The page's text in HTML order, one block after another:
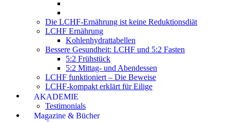
Die LCHF-Ernährung ist keine Reduktionsdiät
LCHF Ernährung
Kohlenhydrattabellen
Bessere Gesundheit: LCHF und 5:2 Fasten
5:2 Frühstück
5:2 Mittag- und Abendessen
LCHF funktioniert – Die Beweise
LCHF-kompakt erklärt für Eilige
AKADEMIE
Testimonials
Magazine & Bücher